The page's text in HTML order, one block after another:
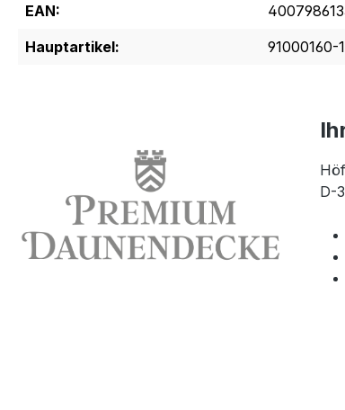
EAN:
Hauptartikel:
91000160-
D-